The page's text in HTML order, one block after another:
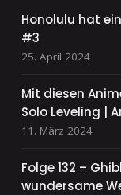
Honolulu hat
#3
25. April 2024
Mit diesen
Solo Leveling |
11. März 2024
Folge 132 –
wundersame